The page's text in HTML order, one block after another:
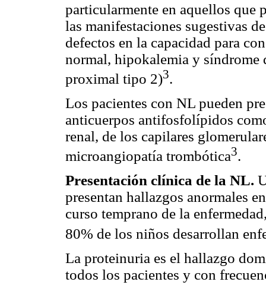
particularmente en aquellos que
las manifestaciones sugestivas
defectos en la capacidad para
normal, hipokalemia y síndrome
proximal tipo 2)3.
Los pacientes con NL pueden
anticuerpos antifosfolípidos
renal, de los capilares
microangiopatía trombótica3.
Presentación clínica de la NL.
presentan hallazgos anormales
curso temprano de la
80% de los niños desarrollan
La proteinuria es el hallazgo
todos los pacientes y con